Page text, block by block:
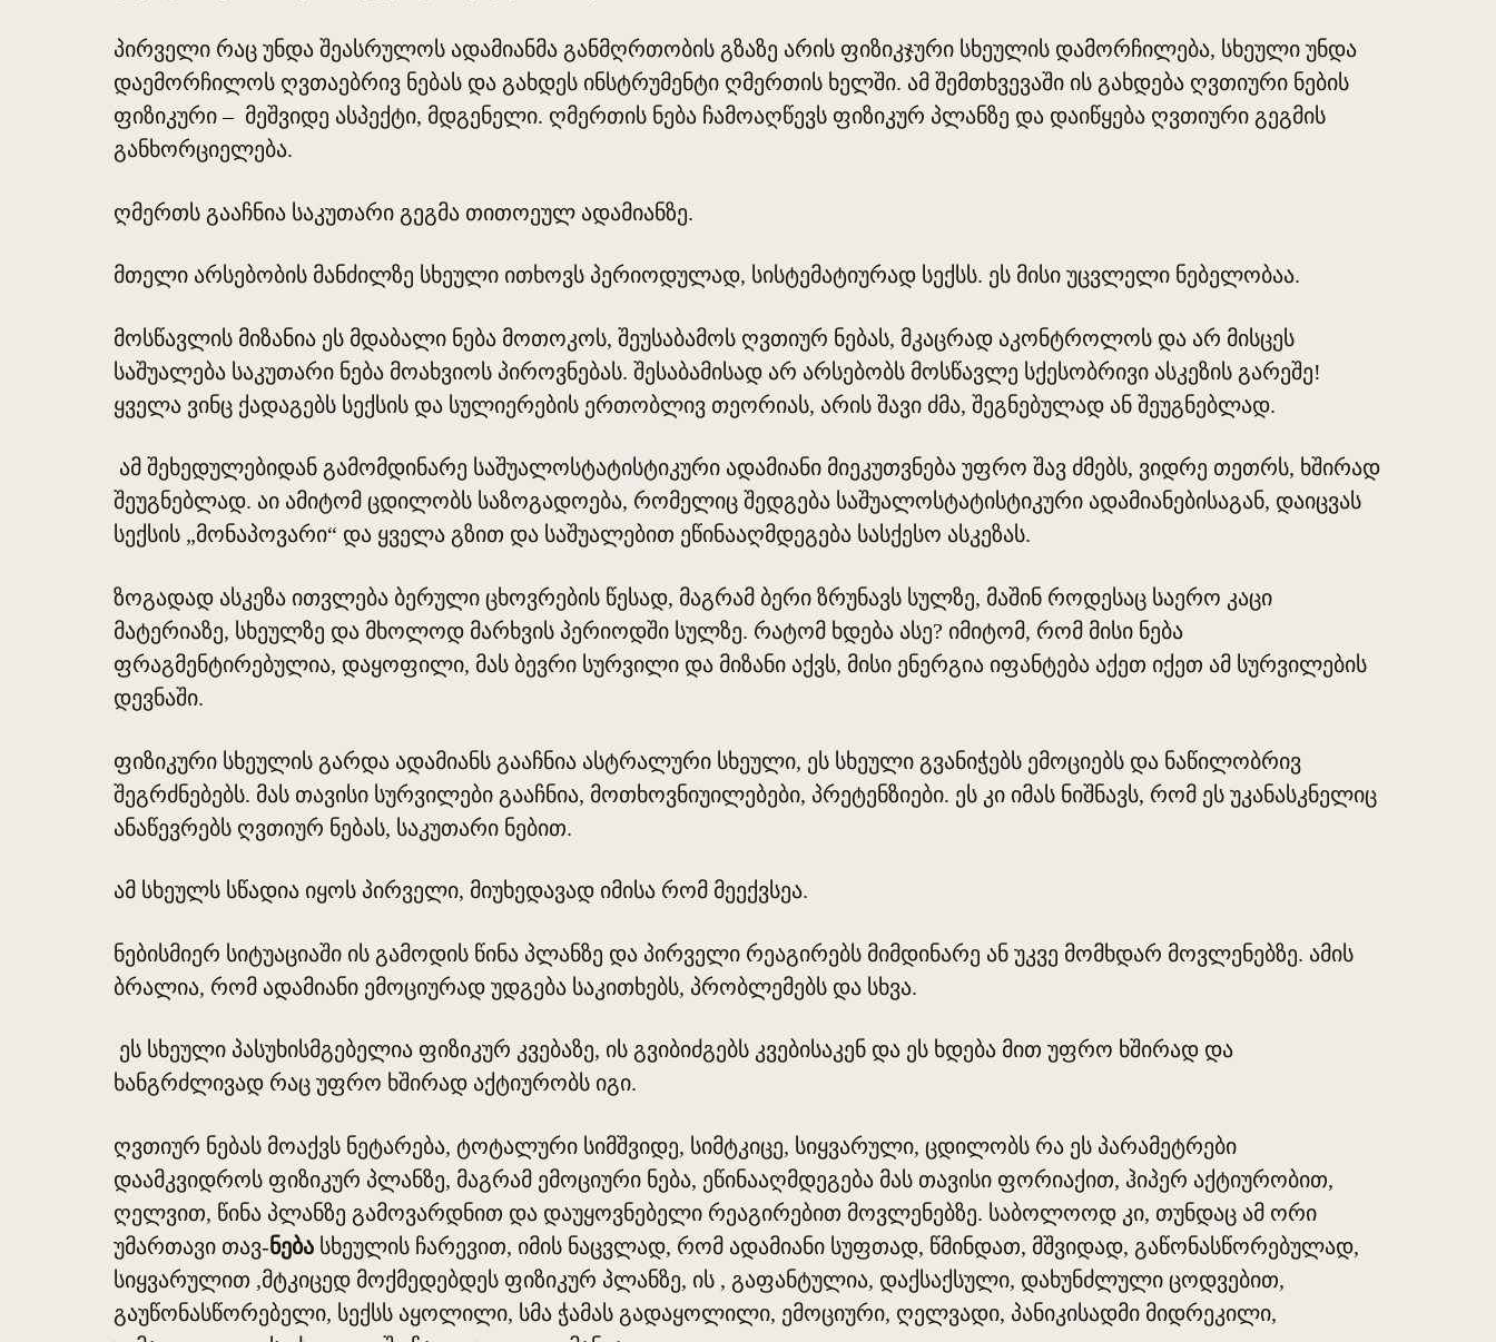
პირველი რაც უნდა შეასრულოს ადამიანმა განმღრთობის გზაზე არის ფიზიკჯური სხეულის დამორჩილება, სხეული უნდა
დაემორჩილოს ღვთაებრივ ნებას და გახდეს ინსტრუმენტი ღმერთის ხელში. ამ შემთხვევაში ის გახდება ღვთიური ნების
ფიზიკური – მეშვიდე ასპექტი, მდგენელი. ღმერთის ნება ჩამოაღწევს ფიზიკურ პლანზე და დაიწყება ღვთიური გეგმის
განხორციელება.
ღმერთს გააჩნია საკუთარი გეგმა თითოეულ ადამიანზე.
მთელი არსებობის მანძილზე სხეული ითხოვს პერიოდულად, სისტემატიურად სექსს. ეს მისი უცვლელი ნებელობაა.
მოსწავლის მიზანია ეს მდაბალი ნება მოთოკოს, შეუსაბამოს ღვთიურ ნებას, მკაცრად აკონტროლოს და არ მისცეს
საშუალება საკუთარი ნება მოახვიოს პიროვნებას. შესაბამისად არ არსებობს მოსწავლე სქესობრივი ასკეზის გარეშე!
ყველა ვინც ქადაგებს სექსის და სულიერების ერთობლივ თეორიას, არის შავი ძმა, შეგნებულად ან შეუგნებლად.
ამ შეხედულებიდან გამომდინარე საშუალოსტატისტიკური ადამიანი მიეკუთვნება უფრო შავ ძმებს, ვიდრე თეთრს, ხშირად
შეუგნებლად. აი ამიტომ ცდილობს საზოგადოება, რომელიც შედგება საშუალოსტატისტიკური ადამიანებისაგან, დაიცვას
სექსის „მონაპოვარი“ და ყველა გზით და საშუალებით ეწინააღმდეგება სასქესო ასკეზას.
ზოგადად ასკეზა ითვლება ბერული ცხოვრების წესად, მაგრამ ბერი ზრუნავს სულზე, მაშინ როდესაც საერო კაცი
მატერიაზე, სხეულზე და მხოლოდ მარხვის პერიოდში სულზე. რატომ ხდება ასე? იმიტომ, რომ მისი ნება
ფრაგმენტირებულია, დაყოფილი, მას ბევრი სურვილი და მიზანი აქვს, მისი ენერგია იფანტება აქეთ იქეთ ამ სურვილების
დევნაში.
ფიზიკური სხეულის გარდა ადამიანს გააჩნია ასტრალური სხეული, ეს სხეული გვანიჭებს ემოციებს და ნაწილობრივ
შეგრძნებებს. მას თავისი სურვილები გააჩნია, მოთხოვნიუილებები, პრეტენზიები. ეს კი იმას ნიშნავს, რომ ეს უკანასკნელიც
ანაწევრებს ღვთიურ ნებას, საკუთარი ნებით.
ამ სხეულს სწადია იყოს პირველი, მიუხედავად იმისა რომ მეექვსეა.
ნებისმიერ სიტუაციაში ის გამოდის წინა პლანზე და პირველი რეაგირებს მიმდინარე ან უკვე მომხდარ მოვლენებზე. ამის
ბრალია, რომ ადამიანი ემოციურად უდგება საკითხებს, პრობლემებს და სხვა.
ეს სხეული პასუხისმგებელია ფიზიკურ კვებაზე, ის გვიბიძგებს კვებისაკენ და ეს ხდება მით უფრო ხშირად და
ხანგრძლივად რაც უფრო ხშირად აქტიურობს იგი.
ღვთიურ ნებას მოაქვს ნეტარება, ტოტალური სიმშვიდე, სიმტკიცე, სიყვარული, ცდილობს რა ეს პარამეტრები
დაამკვიდროს ფიზიკურ პლანზე, მაგრამ ემოციური ნება, ეწინააღმდეგება მას თავისი ფორიაქით, ჰიპერ აქტიურობით,
ღელვით, წინა პლანზე გამოვარდნით და დაუყოვნებელი რეაგირებით მოვლენებზე. საბოლოოდ კი, თუნდაც ამ ორი
უმართავი თავ-ნება სხეულის ჩარევით, იმის ნაცვლად, რომ ადამიანი სუფთად, წმინდათ, მშვიდად, გაწონასწორებულად,
სიყვარულით ,მტკიცედ მოქმედებდეს ფიზიკურ პლანზე, ის , გაფანტულია, დაქსაქსული, დახუნძლული ცოდვებით,
გაუწონასწორებელი, სექსს აყოლილი, სმა ჭამას გადაყოლილი, ემოციური, ღელვადი, პანიკისადმი მიდრეკილი,